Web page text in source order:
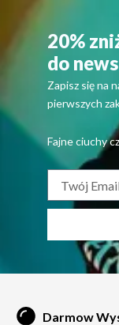
20%
do
Zapisz się na
pierwszych
Fajne ciuchy
Darmow